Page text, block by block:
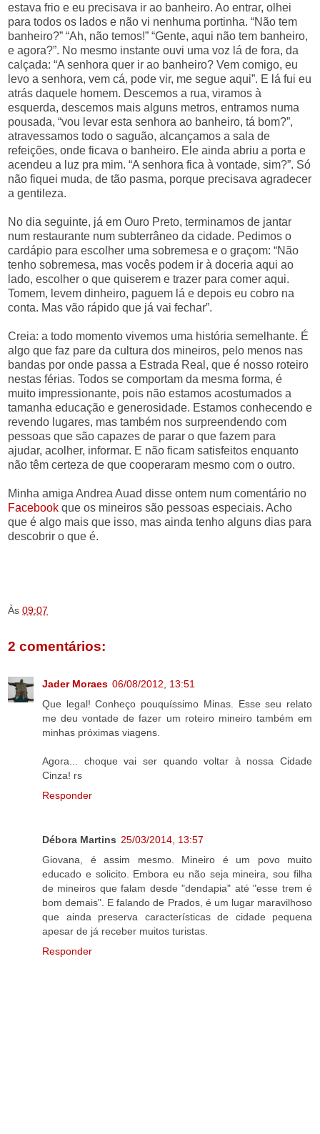
estava frio e eu precisava ir ao banheiro. Ao entrar, olhei
para todos os lados e não vi nenhuma portinha. “Não tem
banheiro?” “Ah, não temos!” “Gente, aqui não tem banheiro,
e agora?”. No mesmo instante ouvi uma voz lá de fora, da
calçada: “A senhora quer ir ao banheiro? Vem comigo, eu
levo a senhora, vem cá, pode vir, me segue aqui”. E lá fui eu
atrás daquele homem. Descemos a rua, viramos à
esquerda, descemos mais alguns metros, entramos numa
pousada, “vou levar esta senhora ao banheiro, tá bom?”,
atravessamos todo o saguão, alcançamos a sala de
refeições, onde ficava o banheiro. Ele ainda abriu a porta e
acendeu a luz pra mim. “A senhora fica à vontade, sim?”. Só
não fiquei muda, de tão pasma, porque precisava agradecer
a gentileza.
No dia seguinte, já em Ouro Preto, terminamos de jantar
num restaurante num subterrâneo da cidade. Pedimos o
cardápio para escolher uma sobremesa e o graçom: “Não
tenho sobremesa, mas vocês podem ir à doceria aqui ao
lado, escolher o que quiserem e trazer para comer aqui.
Tomem, levem dinheiro, paguem lá e depois eu cobro na
conta. Mas vão rápido que já vai fechar”.
Creia: a todo momento vivemos uma história semelhante. É
algo que faz pare da cultura dos mineiros, pelo menos nas
bandas por onde passa a Estrada Real, que é nosso roteiro
nestas férias. Todos se comportam da mesma forma, é
muito impressionante, pois não estamos acostumados a
tamanha educação e generosidade. Estamos conhecendo e
revendo lugares, mas também nos surpreendendo com
pessoas que são capazes de parar o que fazem para
ajudar, acolher, informar. E não ficam satisfeitos enquanto
não têm certeza de que cooperaram mesmo com o outro.
Minha amiga Andrea Auad disse ontem num comentário no
Facebook que os mineiros são pessoas especiais. Acho
que é algo mais que isso, mas ainda tenho alguns dias para
descobrir o que é.
Às 09:07
2 comentários:
Jader Moraes 06/08/2012, 13:51
Que legal! Conheço pouquíssimo Minas. Esse seu relato
me deu vontade de fazer um roteiro mineiro também em
minhas próximas viagens.
Agora... choque vai ser quando voltar à nossa Cidade
Cinza! rs
Responder
Débora Martins 25/03/2014, 13:57
Giovana, é assim mesmo. Mineiro é um povo muito
educado e solicito. Embora eu não seja mineira, sou filha
de mineiros que falam desde "dendapia" até "esse trem é
bom demais". E falando de Prados, é um lugar maravilhoso
que ainda preserva características de cidade pequena
apesar de já receber muitos turistas.
Responder